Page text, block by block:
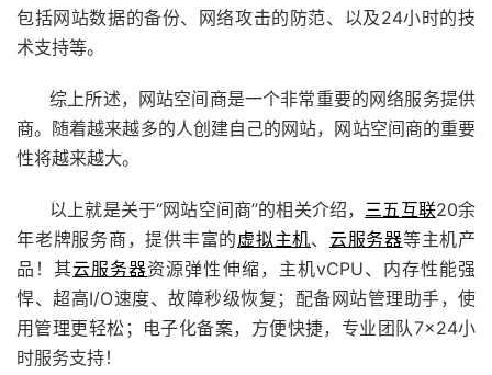
包括网站数据的备份、网络攻击的防范、以及24小时的技
术支持等。
综上所述，网站空间商是一个非常重要的网络服务提供
商。随着越来越多的人创建自己的网站，网站空间商的重要
性将越来越大。
以上就是关于“网站空间商”的相关介绍， 三五互联20余
年老牌服务商，提供丰富的虚拟主机、 云服务器等主机产
品！其云服务器资源弹性伸缩，主机vCPU、内存性能强
悍、超高I/O速度、故障秒级恢复；配备网站管理助手，使
用管理更轻松；电子化备案，方便快捷，专业团队7×24小
时服务支持！